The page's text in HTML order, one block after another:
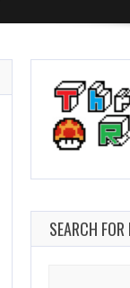
SEARCH